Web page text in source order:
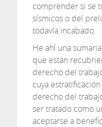
comprender si se
sísmicos o del
todavía incabado.
He ahí una
que están
derecho del
cuya
derecho del
ser tratado como
aceptarse a